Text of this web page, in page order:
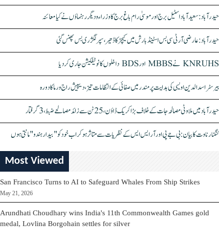
حیدرآباد: سعیدآباد اسٹیل برج اور موسیٰ رام باغ برج کا وزراء و دیگر رہنماؤں نے کیا معائنہ
حیدرآباد: عارضی آر ٹی سی بس اسٹینڈ بارش میں کیچڑ کا ڈھیر، سپر لگژری بس پھنس گئی
KNRUHS نے MBBS اور BDS داخلوں کا نوٹیفکیشن جاری کر دیا
بیرسٹر اسدالدین اویسی کی ہدایت پر مندر میں صفائی کے انتظامات تیز، دیپیش راج ورما کا دورہ
حیدرآباد میں ملاوٹی مصالحہ جات کے خلاف بڑا کریک ڈاؤن، 25 ٹن سے زائد مصالحے ضبط، 3 گرفتار
کنگنا رناوت کا بیان: بی جے پی اور آر ایس ایس کے نظریات سے متاثر ہو کر اب خود کو "بیدار ہندو" مانتی ہوں
Most Viewed
San Francisco Turns to AI to Safeguard Whales From Ship Strikes
May 21, 2026
Arundhati Choudhary wins India's 11th Commonwealth Games gold
medal, Lovlina Borgohain settles for silver